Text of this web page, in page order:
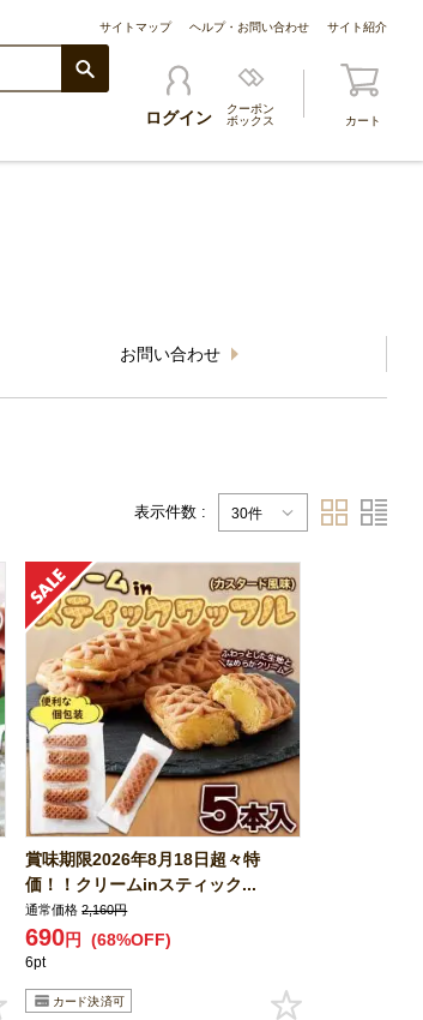
サイトマップ ヘルプ・お問い合わせ サイト紹介
ログイン
クーポン
ボックス
カート
お問い合わせ
表示件数 : 30件
賞味期限2026年8月18日超々特
価！！クリームinスティック...
通常価格 2,160円
690円 (68%OFF)
6pt